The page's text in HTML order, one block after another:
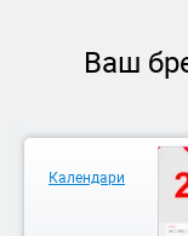
Ваш
Календари